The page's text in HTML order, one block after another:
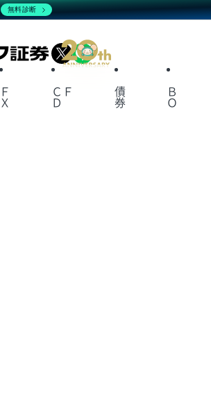
X
Ｆ
Ｘ
ＣＦ
Ｄ
債
券
Ｂ
Ｏ
無料診断